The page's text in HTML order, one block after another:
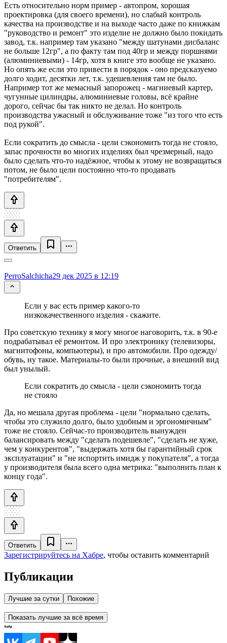
Есть относительно норм пример - автопром, хорошая
проектировка (для своего времени), но слабый контроль
качества на производстве и на выходе часто даже по книжкам
"руководство и ремонт" это изделие не должно было покидать
завод, т.к. например там указано "между шатунами дисбаланс
не больше 12гр", а по факту там под 40гр и между поршнями
(алюминиевыми) - 14гр, хотя в книге это вообще не указано.
Но опять же если это привести в порядок - оно предсказуемо
долго ходит, десятки лет, т.к. удешевления там не было.
Например тот же мемасный запорожец - магниевый картер,
чугунные цилиндры, алюминиевые головы, всё крайне
дорого, сейчас бы так никто не делал. Но контроль
производства ужасный и обслуживание тоже "из того что есть
под рукой".
Если сократить до смысла - цели сэкономить тогда не стояло,
запас прочности во многих изделиях был чрезмерный, надо
было сделать что-то надёжное, чтобы к этому не возвращаться
потом, не было цели постоянно что-то продавать
"потребителям".
Ответить
PerroSalchicha29 дек 2025 в 12:19
Если у вас есть пример какого-то
низкокачественного изделия - скажите.
Про советскую технику я могу многое наговорить, т.к. в 90-е
подрабатывал её ремонтом. И про электронику (телевизоры,
магнитофоны, компьютеры), и про автомобили. Про одежду/
обувь, ну такое. Материалы-то были прочные, а внешний вид
был унылый.
Если сократить до смысла - цели сэкономить тогда
не стояло
Да, но мешала другая проблема - цели "нормально сделать,
чтобы это служило долго, было удобным и эргономичным"
тоже не стояло. Сейчас-то производитель вынужден
балансировать между "сделать подешевле", "сделать не хуже,
чем у конкурентов", "выдержать хотя бы гарантийный срок
эксплуатации" и "не испортить имидж у покупателя", а тогда
у производителя была всего одна метрика: "выполнить план к
концу года".
Ответить
Зарегистрируйтесь на Хабре, чтобы оставить комментарий
Публикации
Лучшие за сутки Похожие
Показать лучшие за всё время